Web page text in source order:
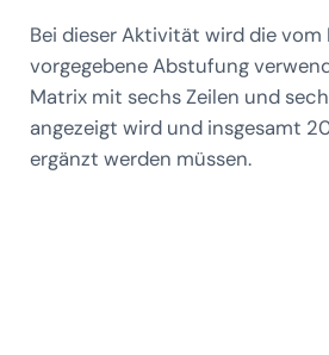
Bei dieser Aktivität wird die vom
vorgegebene Abstufung
Matrix mit sechs Zeilen und
angezeigt wird und insgesamt
ergänzt werden müssen.